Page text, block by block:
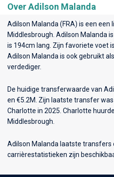
Over Adilson Malanda
Adilson Malanda (FRA) is een
Middlesbrough . Adilson Malanda
is 194cm lang. Zijn favoriete voet
Adilson Malanda is ook gebruikt
verdediger.
De huidige transferwaarde van
en €5.2M. Zijn laatste transfer
Charlotte in 2025. Charlotte
Middlesbrough.
Adilson Malanda laatste transfers
carrièrestatistieken zijn